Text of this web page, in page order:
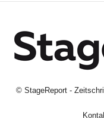
© StageReport -